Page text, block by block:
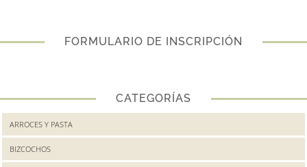
FORMULARIO DE INSCRIPCIÓN
CATEGORÍAS
ARROCES Y PASTA
BIZCOCHOS